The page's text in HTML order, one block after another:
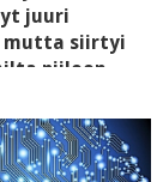
juuri
mutta siirtyi
piiloon